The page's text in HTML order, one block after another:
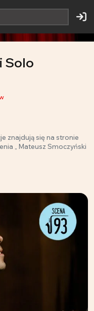
Solo
znajdują się na stronie
„ Mateusz Smoczyński